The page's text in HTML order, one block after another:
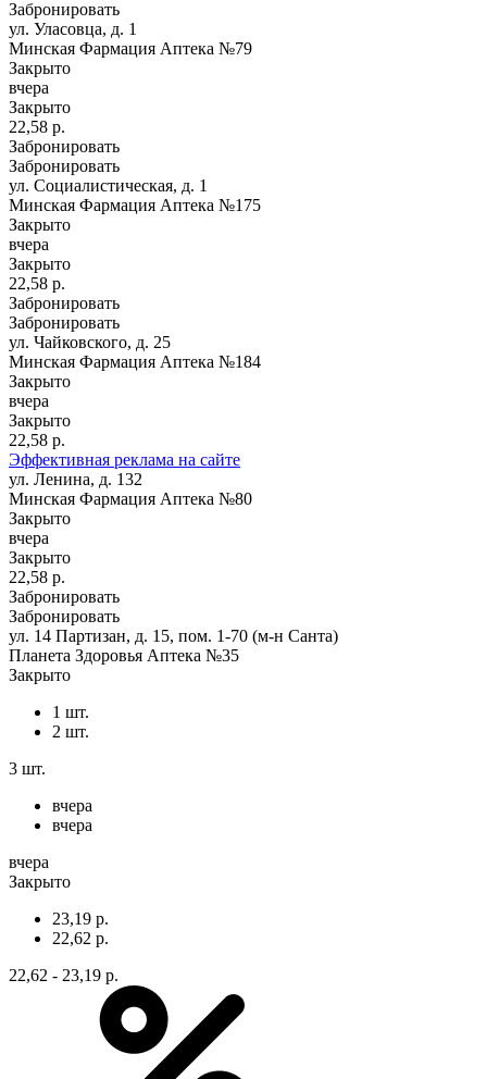
Забронировать
ул. Уласовца, д. 1
Минская Фармация Аптека №79
Закрыто
вчера
Закрыто
22,58 р.
Забронировать
Забронировать
ул. Социалистическая, д. 1
Минская Фармация Аптека №175
Закрыто
вчера
Закрыто
22,58 р.
Забронировать
Забронировать
ул. Чайковского, д. 25
Минская Фармация Аптека №184
Закрыто
вчера
Закрыто
22,58 р.
Эффективная реклама на сайте
ул. Ленина, д. 132
Минская Фармация Аптека №80
Закрыто
вчера
Закрыто
22,58 р.
Забронировать
Забронировать
ул. 14 Партизан, д. 15, пом. 1-70 (м-н Санта)
Планета Здоровья Аптека №35
Закрыто
1 шт.
2 шт.
3 шт.
вчера
вчера
вчера
Закрыто
23,19 р.
22,62 р.
22,62 - 23,19 р.